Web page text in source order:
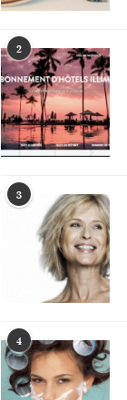
2
3
4